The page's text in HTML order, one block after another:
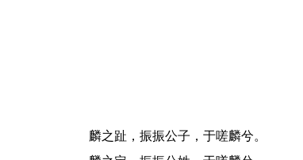
麟之趾，振振公子，于嗟麟兮。